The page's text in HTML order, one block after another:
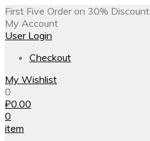
First Five Order on 30% Discount
My Account
User Login
Checkout
My Wishlist
0
₽0.00
0
item